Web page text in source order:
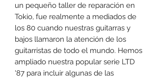
un pequeño taller de reparación en
Tokio, fue realmente a mediados de
los 80 cuando nuestras guitarras y
bajos llamaron la atención de los
guitarristas de todo el mundo. Hemos
ampliado nuestra popular serie LTD
'87 para incluir algunas de las